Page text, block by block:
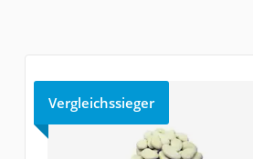
Vergleichssieger